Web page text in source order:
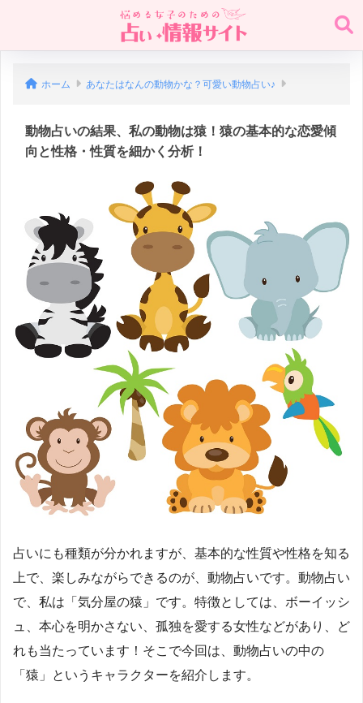
ホーム あなたはなんの動物かな？可愛い動物占い♪
動物占いの結果、私の動物は猿！猿の基本的な恋愛傾
向と性格・性質を細かく分析！
占いにも種類が分かれますが、基本的な性質や性格を知る
上で、楽しみながらできるのが、動物占いです。動物占い
で、私は「気分屋の猿」です。特徴としては、ボーイッシ
ュ、本心を明かさない、孤独を愛する女性などがあり、ど
れも当たっています！そこで今回は、動物占いの中の
「猿」というキャラクターを紹介します。